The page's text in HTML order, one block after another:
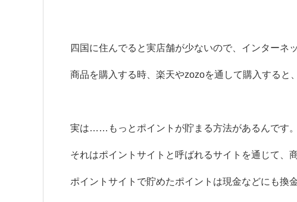
四国に住んでると実店舗が少ないので、インターネ
商品を購入する時、楽天やzozoを通して購入すると
実は……もっとポイントが貯まる方法があるんです。
それはポイントサイトと呼ばれるサイトを通じて、
ポイントサイトで貯めたポイントは現金などにも換